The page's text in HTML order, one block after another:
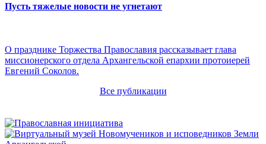
Пусть тяжелые новости не угнетают
О празднике Торжества Православия рассказывает глава
миссионерского отдела Архангельской епархии протоиерей
Евгений Соколов.
Все публикации